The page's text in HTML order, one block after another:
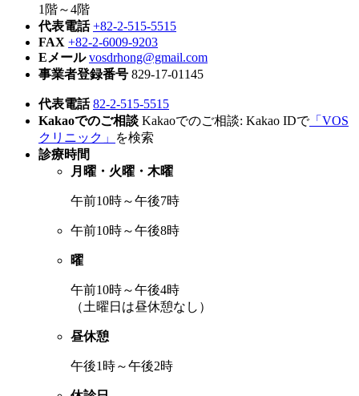
1階～4階
代表電話 +82-2-515-5515
FAX +82-2-6009-9203
Eメール vosdrhong@gmail.com
事業者登録番号 829-17-01145
代表電話 82-2-515-5515
Kakaoでのご相談 Kakaoでのご相談: Kakao IDで「VOS
クリニック」
を検索
診療時間
月曜・火曜・木曜
午前10時～午後7時
午前10時～午後8時
曜
午前10時～午後4時
（土曜日は昼休憩なし）
昼休憩
午後1時～午後2時